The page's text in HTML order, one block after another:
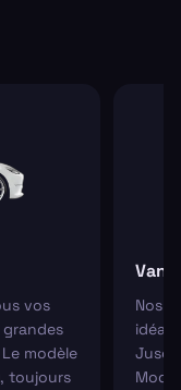
vos
modèle
toujours
Van
Nos